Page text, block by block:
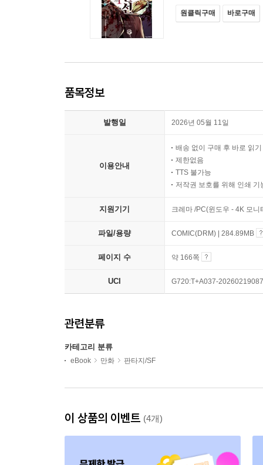
원클릭구매 바로구매
품목정보
발행일 2026년 05월 11일
이용안내
배송 없이 구매 후 바로 읽기
제한없음
TTS 불가능
저작권 보호를 위해 인쇄 기
지원기기 크레마 /PC(윈도우 - 4K 모
파일/용량 COMIC(DRM) | 284.89MB
페이지 수 약 166쪽
UCI G720:T+A037-
관련분류
카테고리 분류
eBook 만화 판타지/SF
이 상품의 이벤트 (4개)